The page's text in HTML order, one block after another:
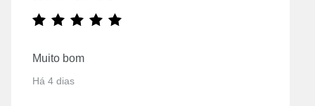
Muito bom
Há 4 dias